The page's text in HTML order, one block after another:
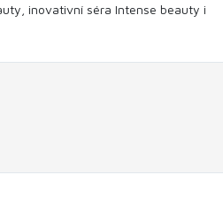
inovativní séra Intense beauty i